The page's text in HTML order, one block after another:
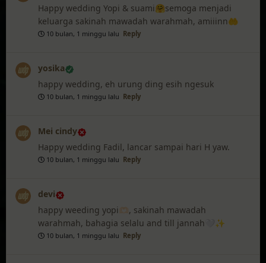
Happy wedding Yopi & suami🤗semoga menjadi
keluarga sakinah mawadah warahmah, amiiinn🤲
10 bulan, 1 minggu lalu Reply
yosika
happy wedding, eh urung ding esih ngesuk
10 bulan, 1 minggu lalu Reply
Mei cindy
Happy wedding Fadil, lancar sampai hari H yaw.
10 bulan, 1 minggu lalu Reply
devi
happy weeding yopi🫶🏻, sakinah mawadah
warahmah, bahagia selalu and till jannah🤍✨️
10 bulan, 1 minggu lalu Reply